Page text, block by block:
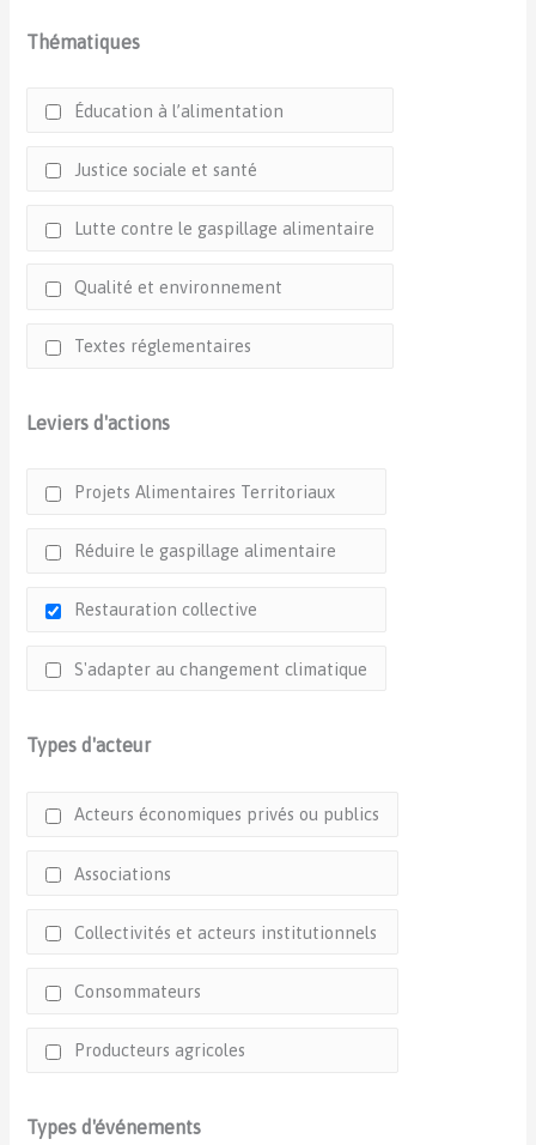
Thématiques
Éducation à l’alimentation
Justice sociale et santé
Lutte contre le gaspillage alimentaire
Qualité et environnement
Textes réglementaires
Leviers d'actions
Projets Alimentaires Territoriaux
Réduire le gaspillage alimentaire
Restauration collective
S'adapter au changement climatique
Types d'acteur
Acteurs économiques privés ou publics
Associations
Collectivités et acteurs institutionnels
Consommateurs
Producteurs agricoles
Types d'événements